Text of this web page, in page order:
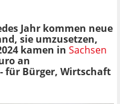
Jahr kommen neue
sie umzusetzen,
kamen in Sachsen
an
für Bürger, Wirtschaft